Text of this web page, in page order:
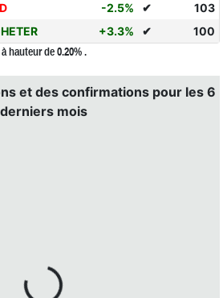
-2.5% ✔
103
+3.3% ✔ 100
hauteur de 0.20% .
et des confirmations pour les 6
derniers mois